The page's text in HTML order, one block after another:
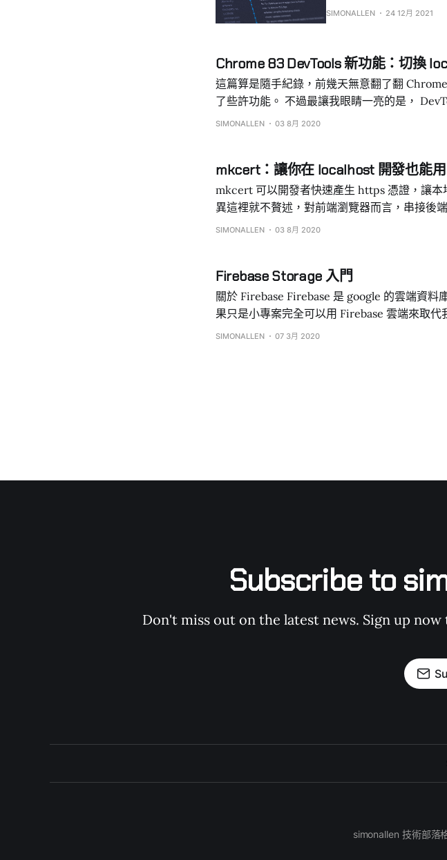
動作。 在軟體開發中，如果是 VS Code 使用者，通常都會安裝 GitLens 擴充套
人協作需要做到最基本
論團隊用什麼任務發單
後，該任務都會有一個系統
SIMONALLEN 24 12月 2021
Chrome 83 DevTools 新功能：切換
這篇算是隨手紀錄，前幾天無意翻了翻
了些許功能。 不過最讓我眼睛一亮的是， DevTools 新增切換 location 與 locales 的功能。 打開
DevTools，選擇 ... > More tools > Sensors 可以看到 Sensors 下方有個 Location，點選 No override
SIMONALLEN 03 8月 2020
mkcert：讓你在 localhost 開發也能
mkcert 可以開發者快速產生 https 憑證，讓本地端
異這裡就不贅述，對前端瀏覽器而言，串接後
http、https 彼此也有跨域問題。 通常 local 開發環境通常會是 http，以前筆者還菜菜的時候，不懂
SIMONALLEN 03 8月 2020
Firebase Storage 入門
關於 Firebase Firebase 是 google 的雲端資料庫平台，提供了很多 APP、WEB 所需要的後端功能，如
果只是小專案完全可以用 Firebase 雲端來取代我們 local
啦，因為這篇筆記不講 Cloud Firestore 和
SIMONALLEN 07 3月 2020
Subscribe to
Don't miss out on the latest news. Sign up
simonallen 技術部